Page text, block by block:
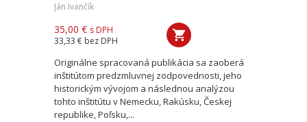
Ján Ivančík
35,00 € s DPH
33,33 € bez DPH
Originálne spracovaná publikácia sa zaoberá
inštitútom predzmluvnej zodpovednosti, jeho
historickým vývojom a následnou analýzou
tohto inštitútu v Nemecku, Rakúsku, Českej
republike, Poľsku,...